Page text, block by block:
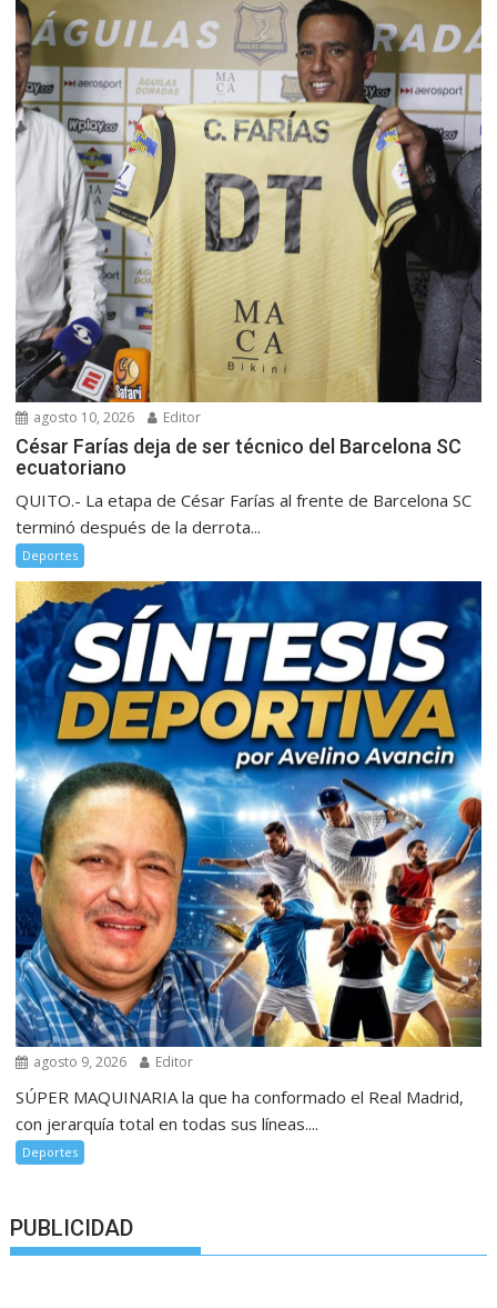
agosto 10, 2026 Editor
César Farías deja de ser técnico del Barcelona SC
ecuatoriano
QUITO.- La etapa de César Farías al frente de Barcelona SC
terminó después de la derrota...
Deportes
agosto 9, 2026 Editor
SÚPER MAQUINARIA la que ha conformado el Real Madrid,
con jerarquía total en todas sus líneas....
Deportes
PUBLICIDAD